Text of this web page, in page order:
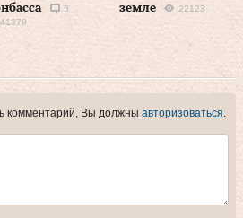
5
41379
земле
22123
комментарий, Вы должны авторизоваться.